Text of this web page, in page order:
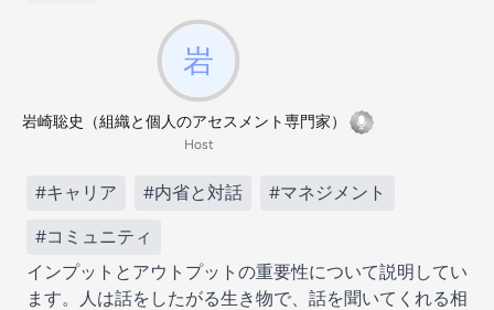
岩崎聡史（組織と個人のアセスメント専門家）
Host
#キャリア #内省と対話 #マネジメント
#コミュニティ
インプットとアウトプットの重要性について説明してい
ます。人は話をしたがる生き物で、話を聞いてくれる相